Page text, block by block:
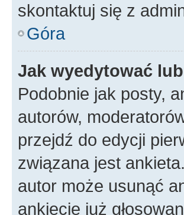
skontaktuj się z
Góra
Jak wyedytować
Podobnie jak posty,
autorów,
przejdź do edycji
związana jest
autor może usunąć
ankiecie już